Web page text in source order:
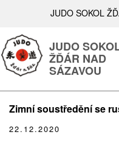
JUDO SOKOL
JUDO
ŽĎÁR NAD
SÁZAVOU
Zimní soustředění se
22.12.2020